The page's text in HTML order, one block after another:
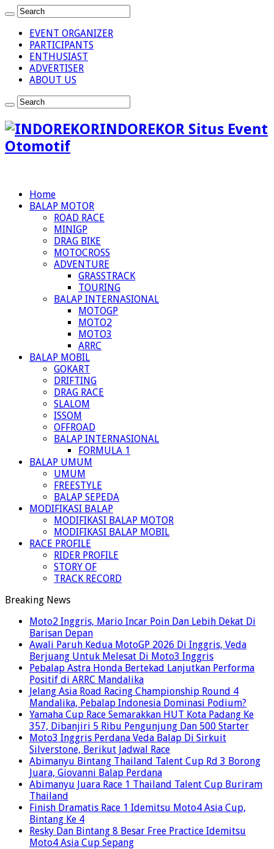
EVENT ORGANIZER
PARTICIPANTS
ENTHUSIAST
ADVERTISER
ABOUT US
INDOREKOR Situs Event
Otomotif
Home
BALAP MOTOR
ROAD RACE
MINIGP
DRAG BIKE
MOTOCROSS
ADVENTURE
GRASSTRACK
TOURING
BALAP INTERNASIONAL
MOTOGP
MOTO2
MOTO3
ARRC
BALAP MOBIL
GOKART
DRIFTING
DRAG RACE
SLALOM
ISSOM
OFFROAD
BALAP INTERNASIONAL
FORMULA 1
BALAP UMUM
UMUM
FREESTYLE
BALAP SEPEDA
MODIFIKASI BALAP
MODIFIKASI BALAP MOTOR
MODIFIKASI BALAP MOBIL
RACE PROFILE
RIDER PROFILE
STORY OF
TRACK RECORD
Breaking News
Moto2 Inggris, Mario Incar Poin Dan Lebih Dekat Di
Barisan Depan
Awali Paruh Kedua MotoGP 2026 Di Inggris, Veda
Berjuang Untuk Melesat Di Moto3 Inggris
Pebalap Astra Honda Bertekad Lanjutkan Performa
Positif di ARRC Mandalika
Jelang Asia Road Racing Championship Round 4
Mandalika, Pebalap Indonesia Dominasi Podium?
Yamaha Cup Race Semarakkan HUT Kota Padang Ke
357, Dibanjiri 5 Ribu Pengunjung Dan 500 Starter
Moto3 Inggris Perdana Veda Balap Di Sirkuit
Silverstone, Berikut Jadwal Race
Abimanyu Bintang Thailand Talent Cup Rd 3 Borong
Juara, Giovanni Balap Perdana
Abimanyu Juara Race 1 Thailand Talent Cup Buriram
Thailand
Finish Dramatis Race 1 Idemitsu Moto4 Asia Cup,
Bintang Ke 4
Resky Dan Bintang 8 Besar Free Practice Idemitsu
Moto4 Asia Cup Sepang